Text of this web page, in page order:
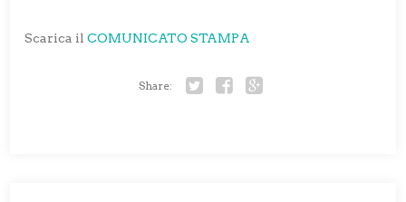
Scarica ilCOMUNICATO STAMPA
Share: